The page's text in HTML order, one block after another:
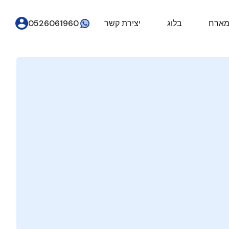
בלוג יצירת קשר 0526061960